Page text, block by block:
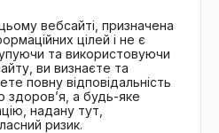
вебсайті, призначена
цілей і не є
та використовуючи
ви визнаєте та
повну відповідальність
здоров’я, а будь-яке
надану тут,
ризик.